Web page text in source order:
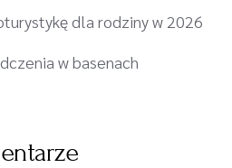
dla rodziny w 2026
w basenach